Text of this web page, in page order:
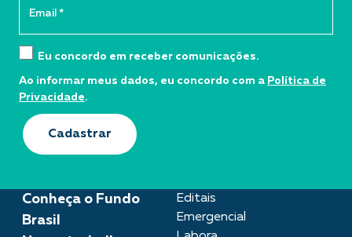
Conheça o Fundo
Brasil
Editais
Emergencial
Eu concordo em receber comunicações.
Ao informar meus dados, eu concordo com a Política de
Privacidade.
Cadastrar